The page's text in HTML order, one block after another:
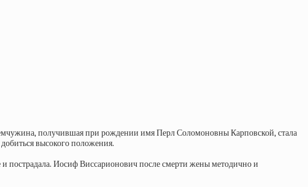
получившая при рождении имя Перл Соломоновны Карповской, стала
высокого положения.
пострадала. Иосиф Виссарионович после смерти жены методично и